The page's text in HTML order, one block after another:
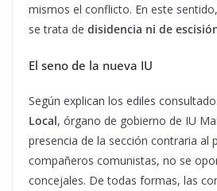
mismos el conflicto. En este
se trata de disidencia ni de
El seno de la nueva IU
Según explican los ediles
Local, órgano de gobierno de IU
presencia de la sección contraria al
compañeros comunistas, no se
concejales. De todas formas, las